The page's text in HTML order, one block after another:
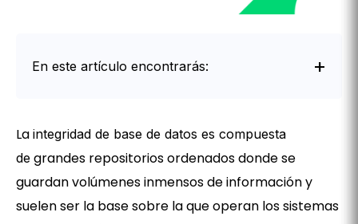
En este artículo encontrarás:
La integridad de base de datos es compuesta
de grandes repositorios ordenados donde se
guardan volúmenes inmensos de información y
suelen ser la base sobre la que operan los sistemas